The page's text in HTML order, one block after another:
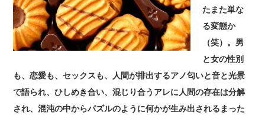
たまた単な
る変態か
（笑）。男
と女の性別
も、恋愛も、セックスも、人間が排出するアノ匂いと音と光景
で語られ、ひしめき合い、混じり合うアレに人間の存在は分解
され、混沌の中からパズルのように何かが生み出されるまった